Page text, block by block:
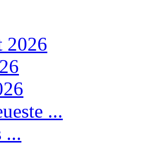
2026
...
...